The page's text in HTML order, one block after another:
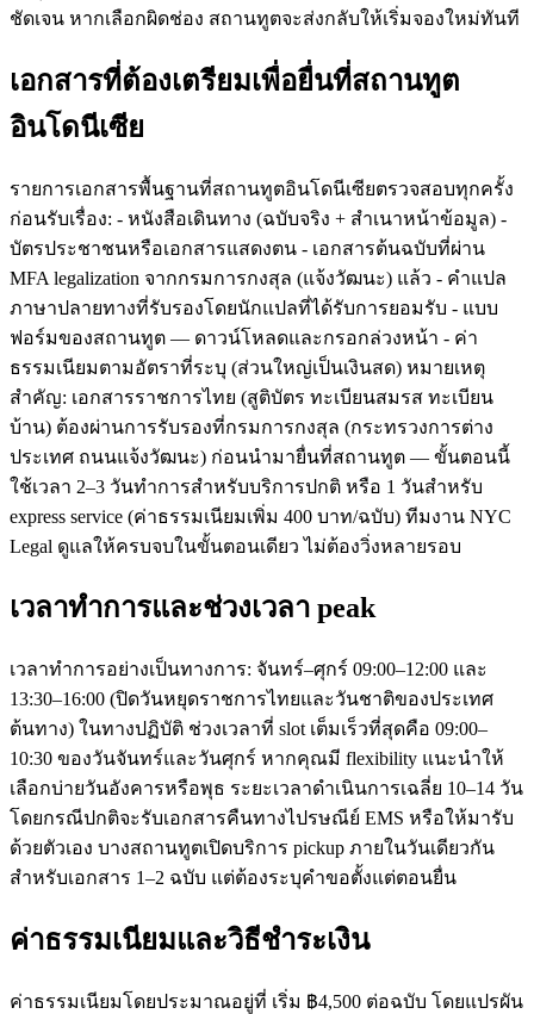
ชัดเจน หากเลือกผิดช่อง สถานทูตจะส่งกลับให้เริ่มจองใหม่ทันที
เอกสารที่ต้องเตรียมเพื่อยื่นที่สถานทูต
อินโดนีเซีย
รายการเอกสารพื้นฐานที่สถานทูตอินโดนีเซียตรวจสอบทุกครั้ง
ก่อนรับเรื่อง: - หนังสือเดินทาง (ฉบับจริง + สำเนาหน้าข้อมูล) -
บัตรประชาชนหรือเอกสารแสดงตน - เอกสารต้นฉบับที่ผ่าน
MFA legalization จากกรมการกงสุล (แจ้งวัฒนะ) แล้ว - คำแปล
ภาษาปลายทางที่รับรองโดยนักแปลที่ได้รับการยอมรับ - แบบ
ฟอร์มของสถานทูต — ดาวน์โหลดและกรอกล่วงหน้า - ค่า
ธรรมเนียมตามอัตราที่ระบุ (ส่วนใหญ่เป็นเงินสด) หมายเหตุ
สำคัญ: เอกสารราชการไทย (สูติบัตร ทะเบียนสมรส ทะเบียน
บ้าน) ต้องผ่านการรับรองที่กรมการกงสุล (กระทรวงการต่าง
ประเทศ ถนนแจ้งวัฒนะ) ก่อนนำมายื่นที่สถานทูต — ขั้นตอนนี้
ใช้เวลา 2–3 วันทำการสำหรับบริการปกติ หรือ 1 วันสำหรับ
express service (ค่าธรรมเนียมเพิ่ม 400 บาท/ฉบับ) ทีมงาน NYC
Legal ดูแลให้ครบจบในขั้นตอนเดียว ไม่ต้องวิ่งหลายรอบ
เวลาทำการและช่วงเวลา peak
เวลาทำการอย่างเป็นทางการ: จันทร์–ศุกร์ 09:00–12:00 และ
13:30–16:00 (ปิดวันหยุดราชการไทยและวันชาติของประเทศ
ต้นทาง) ในทางปฏิบัติ ช่วงเวลาที่ slot เต็มเร็วที่สุดคือ 09:00–
10:30 ของวันจันทร์และวันศุกร์ หากคุณมี flexibility แนะนำให้
เลือกบ่ายวันอังคารหรือพุธ ระยะเวลาดำเนินการเฉลี่ย 10–14 วัน
โดยกรณีปกติจะรับเอกสารคืนทางไปรษณีย์ EMS หรือให้มารับ
ด้วยตัวเอง บางสถานทูตเปิดบริการ pickup ภายในวันเดียวกัน
สำหรับเอกสาร 1–2 ฉบับ แต่ต้องระบุคำขอตั้งแต่ตอนยื่น
ค่าธรรมเนียมและวิธีชำระเงิน
ค่าธรรมเนียมโดยประมาณอยู่ที่ เริ่ม ฿4,500 ต่อฉบับ โดยแปรผัน